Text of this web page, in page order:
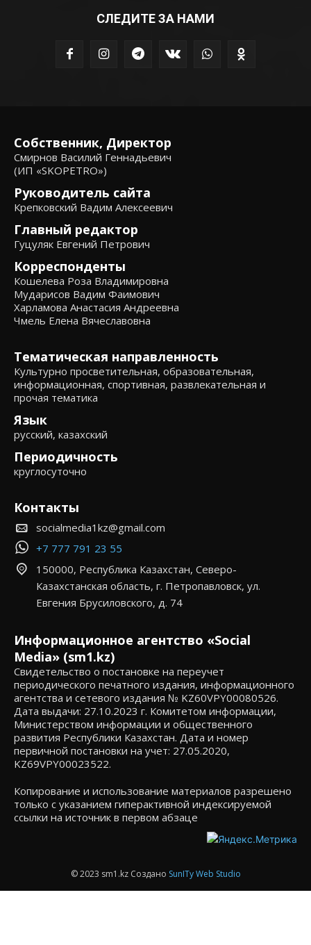
СЛЕДИТЕ ЗА НАМИ
Собственник, Директор
Смирнов Василий Геннадьевич
(ИП «SKOPETRO»)
Руководитель сайта
Крепковский Вадим Алексеевич
Главный редактор
Гуцуляк Евгений Петрович
Корреспонденты
Кошелева Роза Владимировна
Мударисов Вадим Фаимович
Харламова Анастасия Андреевна
Чмель Елена Вячеславовна
Тематическая направленность
Культурно просветительная, образовательная,
информационная, спортивная, развлекательная и
прочая тематика
Язык
русский, казахский
Периодичность
круглосуточно
Контакты
socialmedia1kz@gmail.com
+7 777 791 23 55
150000, Республика Казахстан, Северо-
Казахстанская область, г. Петропавловск, ул.
Евгения Брусиловского, д. 74
Информационное агентство «Social
Media» (sm1.kz)
Свидетельство о постановке на переучет
периодического печатного издания, информационного
агентства и сетевого издания № KZ60VPY00080526.
Дата выдачи: 27.10.2023 г. Комитетом информации,
Министерством информации и общественного
развития Республики Казахстан. Дата и номер
первичной постановки на учет: 27.05.2020,
KZ69VPY00023522.
Копирование и использование материалов разрешено
только с указанием гиперактивной индексируемой
ссылки на источник в первом абзаце
© 2023 sm1.kz Создано SunITy Web Studio